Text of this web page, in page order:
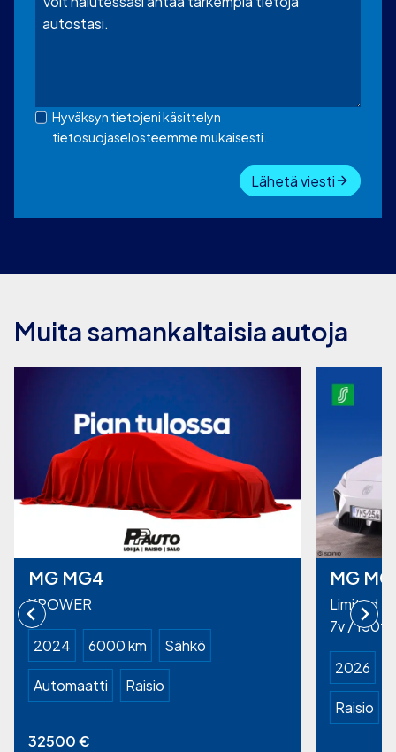
Hyväksyn tietojeni käsittelyn
tietosuojaselosteemme mukaisesti.
Lähetä viesti
Muita samankaltaisia autoja
MG MG4
XPOWER
2024 6000 km Sähkö
Automaatti Raisio
32500€
MG
Limited
7v /
2026
Raisio